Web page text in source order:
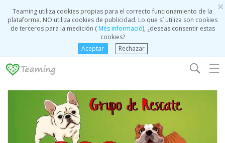
×
Teaming utiliza cookies propias para el correcto funcionamiento de la
plataforma. NO utiliza cookies de publicidad. Lo que sí utiliza son cookies
de terceros para la medición (Més informació), ¿deseas consentir estas
cookies?
Aceptar
Rechazar
☰